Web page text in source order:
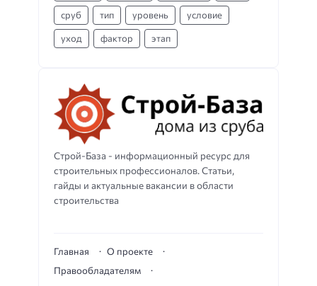
Строй-База - информационный ресурс для
строительных профессионалов. Статьи,
гайды и актуальные вакансии в области
строительства
Главная
О проекте
Правообладателям
сруб тип уровень условие
уход фактор этап